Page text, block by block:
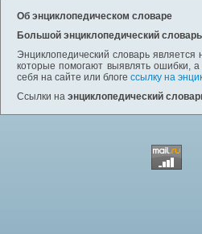
Об энциклопедическом словаре
Большой энциклопедический словарь
Энциклопедический словарь
которые помогают выявлять ошибки,
себя на сайте или блоге ссылку на
Ссылки на энциклопедический